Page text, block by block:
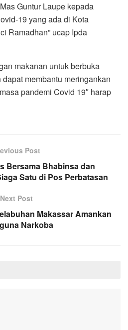
Guntur Laupe kepada
19 yang ada di Kota
Ramadhan” ucap Ipda
makanan untuk berbuka
membantu meringankan
pandemi Covid 19″ harap
Post
Bersama Bhabinsa dan
Satu di Pos Perbatasan
Next Post
Makassar Amankan
Narkoba